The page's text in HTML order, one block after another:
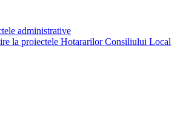
administrative
la proiectele Hotararilor Consiliului Local